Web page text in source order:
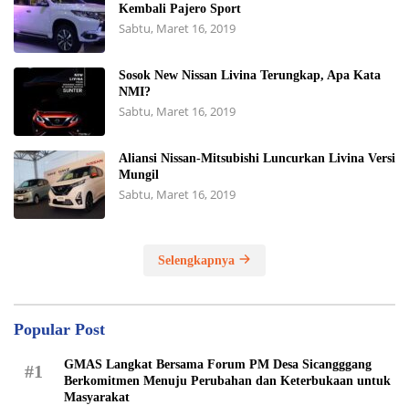
Kembali Pajero Sport
Sabtu, Maret 16, 2019
Sosok New Nissan Livina Terungkap, Apa Kata
NMI?
Sabtu, Maret 16, 2019
Aliansi Nissan-Mitsubishi Luncurkan Livina Versi
Mungil
Sabtu, Maret 16, 2019
Selengkapnya
Popular Post
#1
GMAS Langkat Bersama Forum PM Desa Sicangggang
Berkomitmen Menuju Perubahan dan Keterbukaan untuk
Masyarakat